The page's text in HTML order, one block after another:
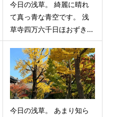
今日の浅草。 綺麗に晴れ
て真っ青な青空です。 浅
草寺四万六千日ほおずき...
今日の浅草。 あまり知ら